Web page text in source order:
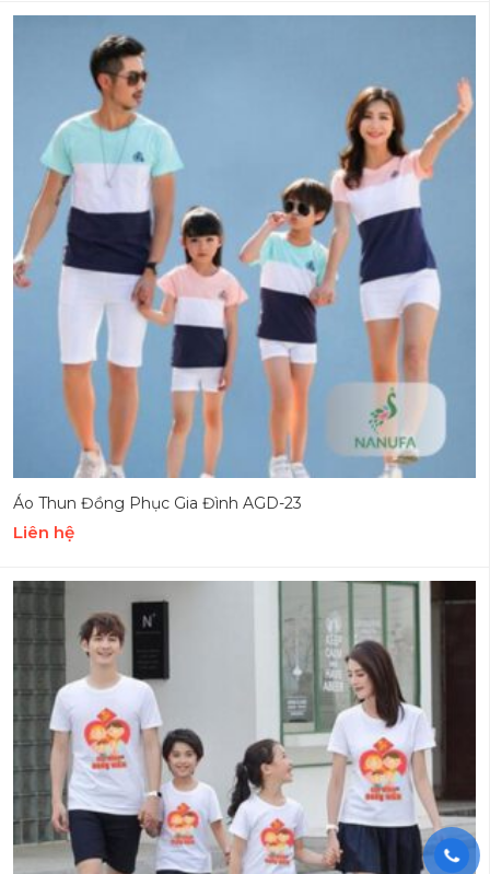
Áo Thun Đồng Phục Gia Đình AGD-23
Liên hệ